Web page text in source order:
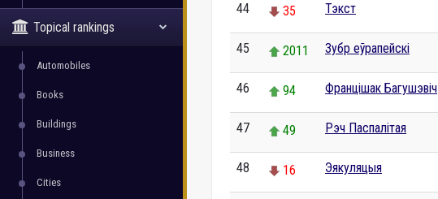
Topical rankings
Automobiles
Books
Buildings
Business
Cities
44 35 Тэкст
45 2011 Зубр еўрапейскі
46 94 Францішак Багушэвіч
47 49 Рэч Паспалітая
48 16 Эякуляцыя